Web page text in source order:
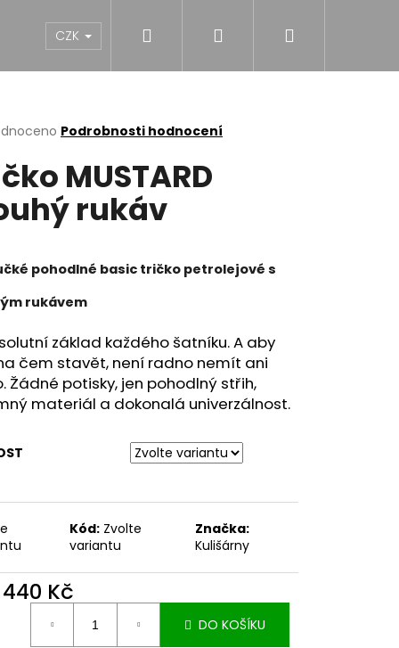
DÍVKY CHLAPCI MUŽI
CZK Přihlášení
Podrobnosti hodnocení
MUSTARD
rukáv
pohodlné basic tričko petrolejové s
rukávem
základ každého šatníku. A aby
čem stavět, není radno nemít ani
Žádné potisky, jen pohodlný střih,
materiál a dokonalá univerzálnost.
Kód: Zvolte
variantu
Značka:
Kulišárny
440 Kč
DO KOŠÍKU
MIDI BLACK S